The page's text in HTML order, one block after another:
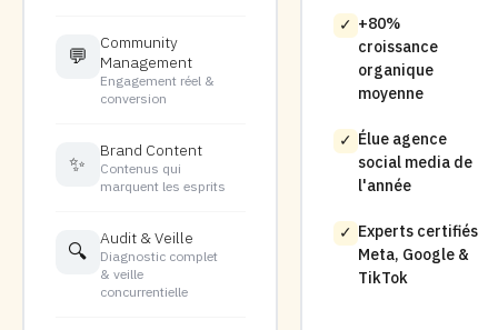
💬
Community
Management
Engagement réel &
conversion
✨
Brand Content
Contenus qui
marquent les esprits
🔍
Audit & Veille
Diagnostic complet
& veille
concurrentielle
✓ +80%
croissance
organique
moyenne
✓ Élue agence
social media de
l'année
✓ Experts certifiés
Meta, Google &
TikTok